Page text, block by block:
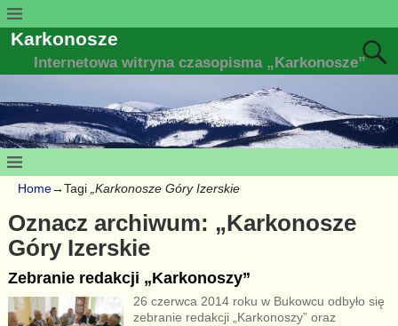
Karkonosze
Internetowa witryna czasopisma „Karkonosze”
Home→Tagi „Karkonosze Góry Izerskie
Oznacz archiwum: „Karkonosze
Góry Izerskie
Zebranie redakcji „Karkonoszy”
26 czerwca 2014 roku w Bukowcu odbyło się
zebranie redakcji „Karkonoszy” oraz